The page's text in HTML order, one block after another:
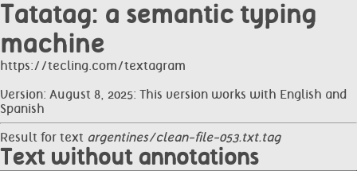
Tatatag: a semantic typing
machine
https://tecling.com/textagram
Version: August 8, 2025: This version works with English and
Spanish
Result for text argentines/clean-file-053.txt.tag
Text without annotations